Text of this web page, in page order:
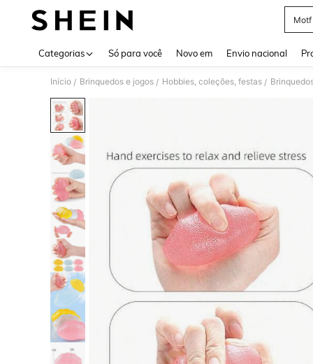
Motf
Categorias Só para você Novo em Envio nacional
Início / Brinquedos e jogos / Hobbies, coleções, festas /